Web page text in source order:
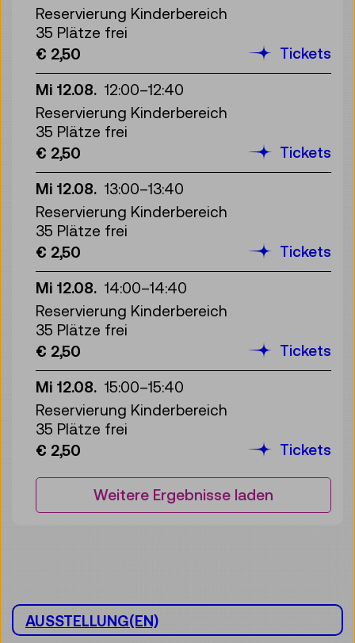
Reservierung Kinderbereich
35 Plätze frei
€ 2,50
Tickets
Mi 12.08. 12:00–12:40
Reservierung Kinderbereich
35 Plätze frei
€ 2,50
Tickets
Mi 12.08. 13:00–13:40
Reservierung Kinderbereich
35 Plätze frei
€ 2,50
Tickets
Mi 12.08. 14:00–14:40
Reservierung Kinderbereich
35 Plätze frei
€ 2,50
Tickets
Mi 12.08. 15:00–15:40
Reservierung Kinderbereich
35 Plätze frei
€ 2,50
Tickets
Weitere Ergebnisse laden
AUSSTELLUNG(EN)